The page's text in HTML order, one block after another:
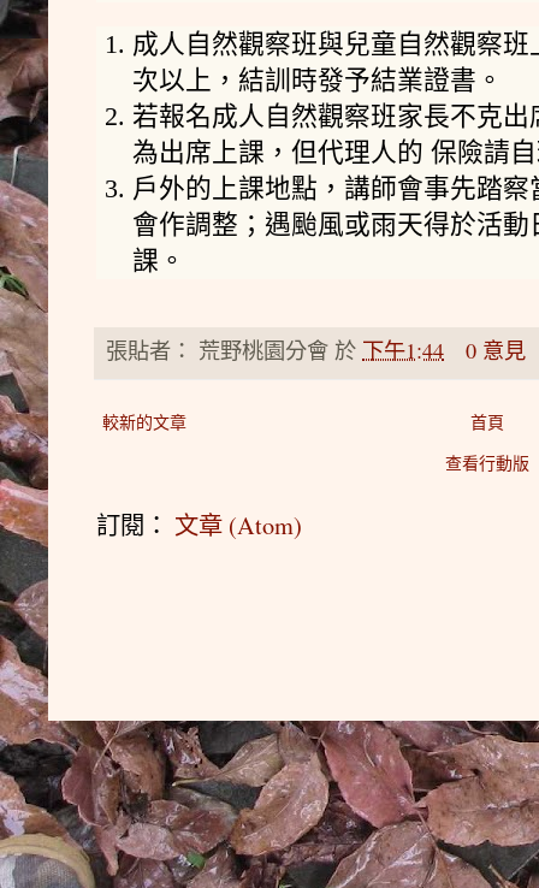
成人自然觀察班與兒童自然觀察
次以上，結訓時發予結業證書。
若報名成人自然觀察班家長不克
為出席上課，但代理人的 保險請
戶外的上課地點，講師會事先踏
會作調整；遇颱風或雨天得於活
課。
張貼者： 荒野桃園分會 於 下午1:44 0 意見
較新的文章
首頁
查看行動版
訂閱： 文章 (Atom)